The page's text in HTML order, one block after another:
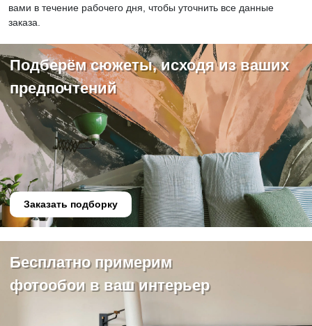
вами в течение рабочего дня, чтобы уточнить все данные
заказа.
Подберём сюжеты, исходя из ваших
предпочтений
Заказать подборку
Бесплатно примерим
фотообои в ваш интерьер